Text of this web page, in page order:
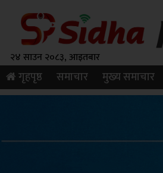
२४ साउन २०८३, आइतबार
गृहपृष्ठ समाचार मुख्य समाचार